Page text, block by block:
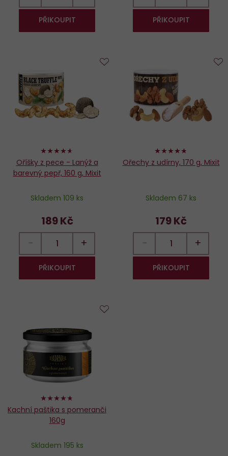
PŘIKOUPIT PŘIKOUPIT
92%
Oříšky z pece - Lanýž a
barevný pepř, 160 g, Mixit
Skladem 109 ks
189 Kč
− +
PŘIKOUPIT
oblíbených
94%
Ořechy z udírny, 170 g, Mixit
Skladem 67 ks
179 Kč
− +
PŘIKOUPIT
94%
Kachní paštika s pomeranči
160g
Skladem 195 ks